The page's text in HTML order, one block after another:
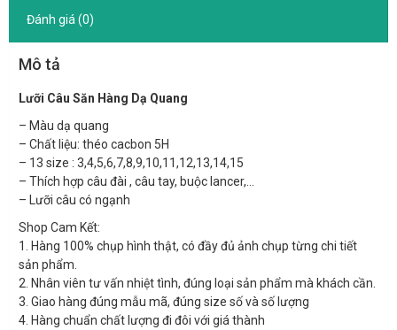
Đánh giá (0)
Mô tả
Lưỡi Câu Săn Hàng Dạ Quang
– Màu dạ quang
– Chất liệu: théo cacbon 5H
– 13 size : 3,4,5,6,7,8,9,10,11,12,13,14,15
– Thích hợp câu đài , câu tay, buộc lancer,…
– Lưỡi câu có ngạnh
Shop Cam Kết:
1. Hàng 100% chụp hình thật, có đầy đủ ảnh chụp từng chi tiết
sản phẩm.
2. Nhân viên tư vấn nhiệt tình, đúng loại sản phẩm mà khách cần.
3. Giao hàng đúng mẫu mã, đúng size số và số lượng
4. Hàng chuẩn chất lượng đi đôi với giá thành